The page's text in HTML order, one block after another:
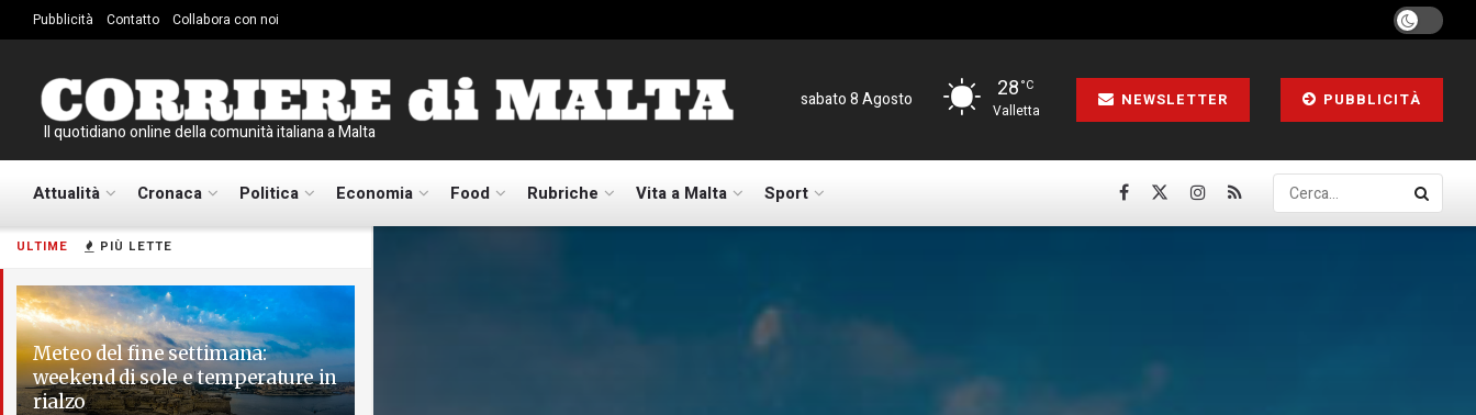
ULTIME PIÙ LETTE
Meteo del fine settimana:
weekend di sole e temperature in
rialzo
Pubblicità Contatto Collabora con noi
Il quotidiano online della comunità italiana a Malta
sabato 8 Agosto 28°C
Valletta
NEWSLETTER PUBBLICITÀ
Attualità Cronaca Politica Economia Food Rubriche Vita a Malta Sport